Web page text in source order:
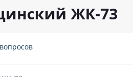
ЖК-73